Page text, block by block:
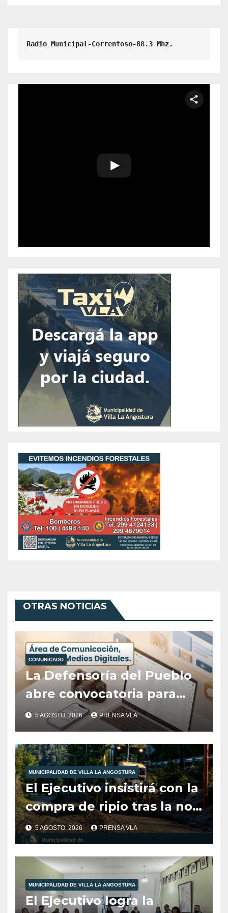
Radio Municipal-Correntoso-88.3 Mhz.
OTRAS NOTICIAS
COMUNICADO
La Defensoría del Pueblo
abre convocatoria para
cubrir el área de
Comunicación, Prensa y
Medios Digitales
5 AGOSTO, 2026 PRENSA VLA
MUNICIPALIDAD DE VILLA LA ANGOSTURA
El Ejecutivo insistirá con la
compra de ripio tras la no
aprobación del Concejo en
2025.
5 AGOSTO, 2026 PRENSA VLA
MUNICIPALIDAD DE VILLA LA ANGOSTURA
El Ejecutivo logra la